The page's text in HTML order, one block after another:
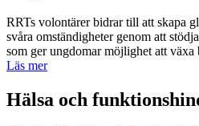
RRTs volontärer bidrar till att skapa
svåra omständigheter genom att
som ger ungdomar möjlighet att växa
Läs mer
Hälsa och